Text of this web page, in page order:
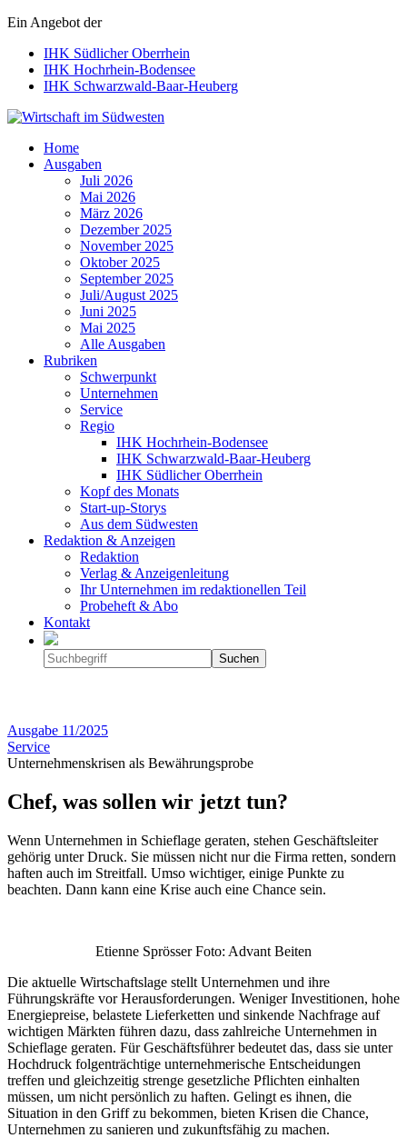
Ein Angebot der
IHK Südlicher Oberrhein
IHK Hochrhein-Bodensee
IHK Schwarzwald-Baar-Heuberg
Wirtschaft im Südwesten
Home
Ausgaben
Juli 2026
Mai 2026
März 2026
Dezember 2025
November 2025
Oktober 2025
September 2025
Juli/August 2025
Juni 2025
Mai 2025
Alle Ausgaben
Rubriken
Schwerpunkt
Unternehmen
Service
Regio
IHK Hochrhein-Bodensee
IHK Schwarzwald-Baar-Heuberg
IHK Südlicher Oberrhein
Kopf des Monats
Start-up-Storys
Aus dem Südwesten
Redaktion & Anzeigen
Redaktion
Verlag & Anzeigenleitung
Ihr Unternehmen im redaktionellen Teil
Probeheft & Abo
Kontakt
Ausgabe 11/2025
Service
Unternehmenskrisen als Bewährungsprobe
Chef, was sollen wir jetzt tun?
Wenn Unternehmen in Schieflage geraten, stehen Geschäftsleiter
gehörig unter Druck. Sie müssen nicht nur die Firma retten, sondern
haften auch im Streitfall. Umso wichtiger, einige Punkte zu
beachten. Dann kann eine Krise auch eine Chance sein.
Etienne Sprösser Foto: Advant Beiten
Die aktuelle Wirtschaftslage stellt Unternehmen und ihre
Führungskräfte vor Herausforderungen. Weniger Investitionen, hohe
Energiepreise, belastete Lieferketten und sinkende Nachfrage auf
wichtigen Märkten führen dazu, dass zahlreiche Unternehmen in
Schieflage geraten. Für Geschäftsführer bedeutet das, dass sie unter
Hochdruck folgenträchtige unternehmerische Entscheidungen
treffen und gleichzeitig strenge gesetzliche Pflichten einhalten
müssen, um nicht persönlich zu haften. Gelingt es ihnen, die
Situation in den Griff zu bekommen, bieten Krisen die Chance,
Unternehmen zu sanieren und zukunftsfähig zu machen.